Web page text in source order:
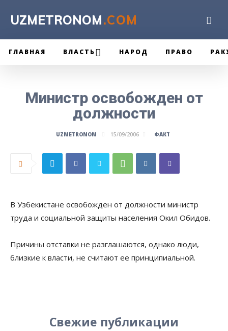
UZMETRONOM.COM
ГЛАВНАЯ ВЛАСТЬ НАРОД ПРАВО
Министр освобожден от
должности
UZMETRONOM 15/09/2006 ФАКТ
В Узбекистане освобожден от должности министр
труда и социальной защиты населения Окил Обидов.
Причины отставки не разглашаются, однако люди,
близкие к власти, не считают ее принципиальной.
Свежие публикации